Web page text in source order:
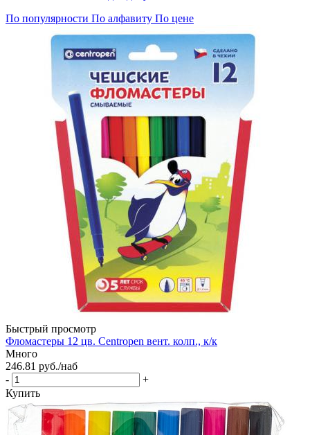
По популярности По алфавиту По цене
Быстрый просмотр
Фломастеры 12 цв. Centropen вент. колп., к/к
Много
246.81 руб./наб
-
+
Купить